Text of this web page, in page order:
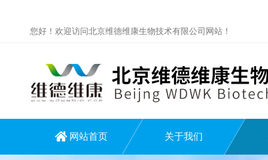
您好！欢迎访问北京维德维康生物技术有限公司网站！
网站首页 关于我们